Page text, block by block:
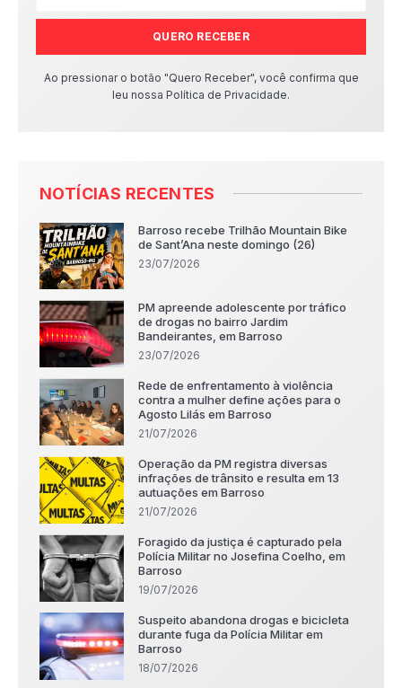
QUERO RECEBER
Ao pressionar o botão "Quero Receber", você confirma que
leu nossa Política de Privacidade.
NOTÍCIAS RECENTES
Barroso recebe Trilhão Mountain Bike
de Sant’Ana neste domingo (26)
23/07/2026
PM apreende adolescente por tráfico
de drogas no bairro Jardim
Bandeirantes, em Barroso
23/07/2026
Rede de enfrentamento à violência
contra a mulher define ações para o
Agosto Lilás em Barroso
21/07/2026
Operação da PM registra diversas
infrações de trânsito e resulta em 13
autuações em Barroso
21/07/2026
Foragido da justiça é capturado pela
Polícia Militar no Josefina Coelho, em
Barroso
19/07/2026
Suspeito abandona drogas e bicicleta
durante fuga da Polícia Militar em
Barroso
18/07/2026